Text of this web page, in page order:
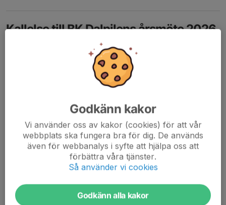
Kallelse till BK Dalpilens årsmöte 2026
0 kommentarer
Kallelse till BK Dalpilens Årsmöte 2026
Lördagen den 28 februari 2026 kl 11:00 Skjuthallen,
ÅRSMÖTET Anmälan tillanette.hedvall@telia.com
Läs mer
Info 251223
Godkänn kakor
Vi använder oss av kakor (cookies) för att vår
webbplats ska fungera bra för dig. De används
även för webbanalys i syfte att hjälpa oss att
förbättra våra tjänster.
Så använder vi cookies
Godkänn alla kakor